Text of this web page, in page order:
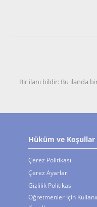
Bir ilanı bildir: Bu ilanda
Hüküm ve Koşullar
Çerez Politikası
Çerez Ayarları
Gizlilik Politikası
Öğretmenler İçin